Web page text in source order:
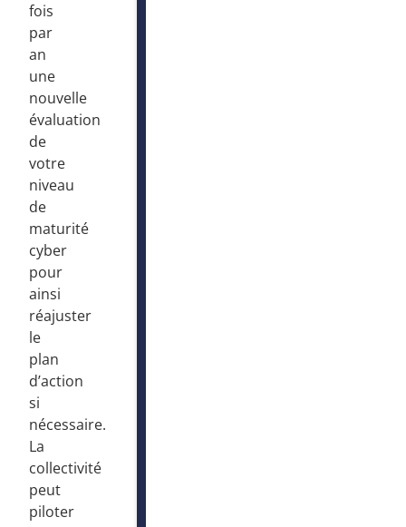
fois
par
an
une
nouvelle
évaluation
de
votre
niveau
de
maturité
cyber
pour
ainsi
réajuster
le
plan
d’action
si
nécessaire.
La
collectivité
peut
piloter